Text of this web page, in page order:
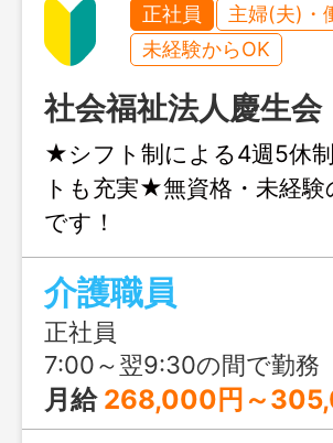
正社員 主婦(夫)・
未経験からOK
社会福祉法人慶生
★シフト制による4週5休
トも充実★無資格・未経
です！
介護職員
正社員
7:00～翌9:30の間で勤務 【例】 早出 7：00 ～ 15：30（休憩：11:00 ～ 12:00） 日勤 9：00 ～ 17：30（休
月給 268,000円～305,000円 （基本給＋処遇改善＋夜勤5回） ※経験・能力を考慮し優遇 ※